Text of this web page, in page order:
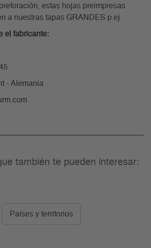
estas hojas preimpresas
a nuestras tapas GRANDES p.ej.
el fabricante:
- Alemania
también te pueden interesar:
Países y territorios